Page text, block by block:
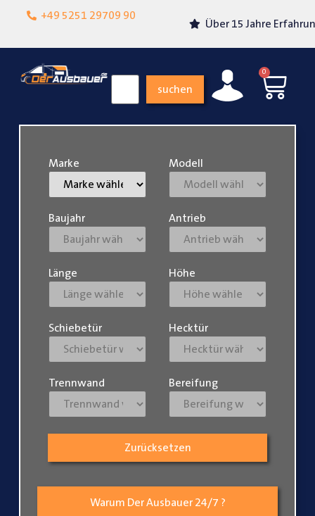
+49 5251 29709 90
Lokalgeschäft in
Über 15 Jahre Erfahrung
suchen
0
Warum Der Ausbauer 24/7 ?
Marke Modell
Baujahr Antrieb
Länge Höhe
Schiebetür Hecktür
Trennwand Bereifung
Zurücksetzen